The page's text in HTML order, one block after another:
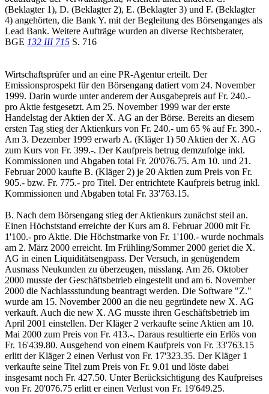
(Beklagter 1), D. (Beklagter 2), E. (Beklagter 3) und F. (Beklagter
4) angehörten, die Bank Y. mit der Begleitung des Börsenganges als
Lead Bank. Weitere Aufträge wurden an diverse Rechtsberater,
BGE 132 III 715 S. 716
Wirtschaftsprüfer und an eine PR-Agentur erteilt. Der
Emissionsprospekt für den Börsengang datiert vom 24. November
1999. Darin wurde unter anderem der Ausgabepreis auf Fr. 240.-
pro Aktie festgesetzt. Am 25. November 1999 war der erste
Handelstag der Aktien der X. AG an der Börse. Bereits an diesem
ersten Tag stieg der Aktienkurs von Fr. 240.- um 65 % auf Fr. 390.-.
Am 3. Dezember 1999 erwarb A. (Kläger 1) 50 Aktien der X. AG
zum Kurs von Fr. 399.-. Der Kaufpreis betrug demzufolge inkl.
Kommissionen und Abgaben total Fr. 20'076.75. Am 10. und 21.
Februar 2000 kaufte B. (Kläger 2) je 20 Aktien zum Preis von Fr.
905.- bzw. Fr. 775.- pro Titel. Der entrichtete Kaufpreis betrug inkl.
Kommissionen und Abgaben total Fr. 33'763.15.
B. Nach dem Börsengang stieg der Aktienkurs zunächst steil an.
Einen Höchststand erreichte der Kurs am 8. Februar 2000 mit Fr.
1'100.- pro Aktie. Die Höchstmarke von Fr. 1'100.- wurde nochmals
am 2. März 2000 erreicht. Im Frühling/Sommer 2000 geriet die X.
AG in einen Liquiditätsengpass. Der Versuch, in genügendem
Ausmass Neukunden zu überzeugen, misslang. Am 26. Oktober
2000 musste der Geschäftsbetrieb eingestellt und am 6. November
2000 die Nachlassstundung beantragt werden. Die Software "Z."
wurde am 15. November 2000 an die neu gegründete new X. AG
verkauft. Auch die new X. AG musste ihren Geschäftsbetrieb im
April 2001 einstellen. Der Kläger 2 verkaufte seine Aktien am 10.
Mai 2000 zum Preis von Fr. 413.-. Daraus resultierte ein Erlös von
Fr. 16'439.80. Ausgehend von einem Kaufpreis von Fr. 33'763.15
erlitt der Kläger 2 einen Verlust von Fr. 17'323.35. Der Kläger 1
verkaufte seine Titel zum Preis von Fr. 9.01 und löste dabei
insgesamt noch Fr. 427.50. Unter Berücksichtigung des Kaufpreises
von Fr. 20'076.75 erlitt er einen Verlust von Fr. 19'649.25.